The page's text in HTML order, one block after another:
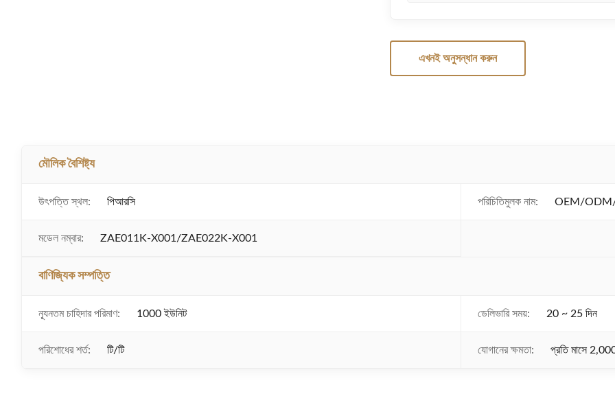
এখনই অনুসন্ধান করুন
মৌলিক বৈশিষ্ট্য
উৎপত্তি স্থল: পিআরসি পরিচিতিমুলক নাম: OEM/
মডেল নম্বার: ZAE011K-X001/ZAE022K-X001
বাণিজ্যিক সম্পত্তি
ন্যূনতম চাহিদার পরিমাণ: 1000 ইউনিট ডেলিভারি সময়: 20 ~ 25 দিন
পরিশোধের শর্ত: টি/টি যোগানের ক্ষমতা: প্রতি মাসে